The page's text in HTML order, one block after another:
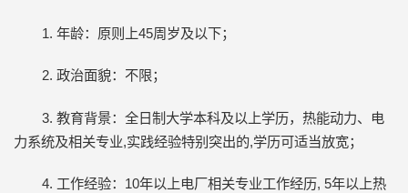
1. 年龄：原则上45周岁及以下；
2. 政治面貌：不限；
3. 教育背景：全日制大学本科及以上学历，热能动力、电
力系统及相关专业,实践经验特别突出的,学历可适当放宽；
4. 工作经验：10年以上电厂相关专业工作经历, 5年以上热